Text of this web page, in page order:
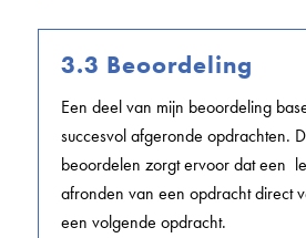
3.3 Beoordeling
Een deel van mijn beoordeling
succesvol afgeronde opdrachten.
beoordelen zorgt ervoor dat een
afronden van een opdracht direct
een volgende opdracht.